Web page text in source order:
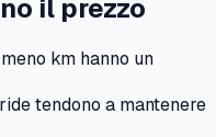
il prezzo
km hanno un
tendono a mantenere